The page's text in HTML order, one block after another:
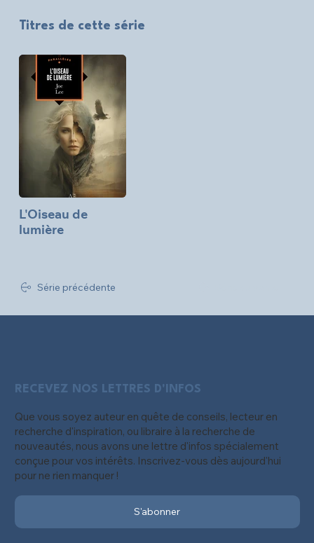
Titres de cette série
L'Oiseau de
lumière
Série précédente
RECEVEZ NOS LETTRES D'INFOS
Que vous soyez auteur en quête de conseils, lecteur en
recherche d'inspiration, ou libraire à la recherche de
nouveautés, nous avons une lettre d'infos spécialement
conçue pour vos intérêts. Inscrivez-vous dès aujourd'hui
pour ne rien manquer !
S'abonner